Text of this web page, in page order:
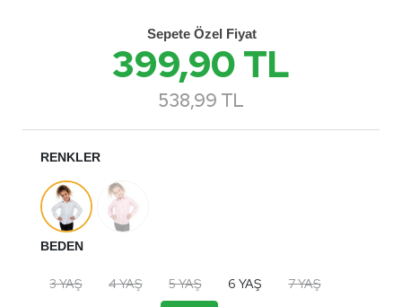
Sepete Özel Fiyat
399,90 TL
538,99 TL
RENKLER
BEDEN
3 YAŞ 4 YAŞ 5 YAŞ 6 YAŞ
7 YAŞ